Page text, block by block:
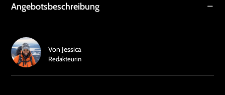
Angebotsbeschreibung
Von Jessica
Redakteurin